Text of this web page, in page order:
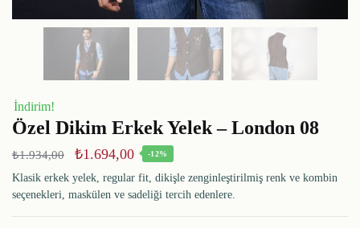
İndirim!
Özel Dikim Erkek Yelek – London 08
₺1.934,00 ₺1.694,00 -12%
Klasik erkek yelek, regular fit, dikişle zenginleştirilmiş renk ve kombin
seçenekleri, maskülen ve sadeliği tercih edenlere.